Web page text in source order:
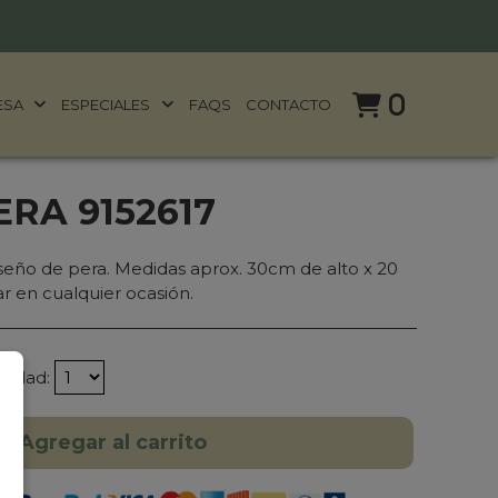
ESPECIALES FAQS CONTACTO 0
9152617
de pera. Medidas aprox. 30cm de alto x 20
en cualquier ocasión.
Agregar al carrito